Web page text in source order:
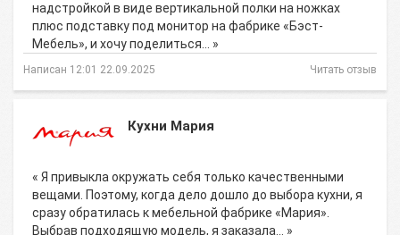
надстройкой в виде вертикальной полки на ножках
плюс подставку под монитор на фабрике «Бэст-
Мебель», и хочу поделиться… »
Написан 12:01 22.09.2025 Читать отзыв
Кухни Мария
« Я привыкла окружать себя только качественными
вещами. Поэтому, когда дело дошло до выбора кухни, я
сразу обратилась к мебельной фабрике «Мария».
Выбрав подходящую модель, я заказала… »